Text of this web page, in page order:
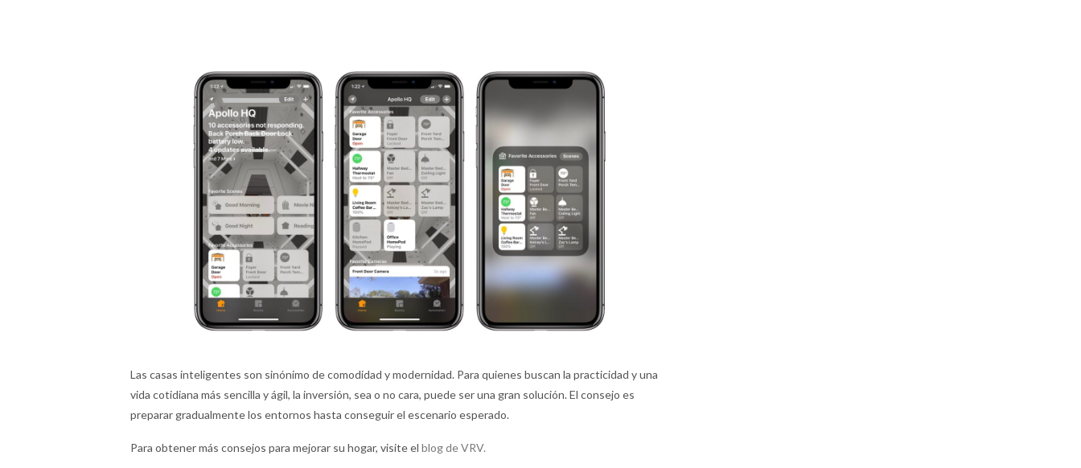
Las casas inteligentes son sinónimo de comodidad y modernidad. Para quienes buscan la practicidad y una
vida cotidiana más sencilla y ágil, la inversión, sea o no cara, puede ser una gran solución. El consejo es
preparar gradualmente los entornos hasta conseguir el escenario esperado.
Para obtener más consejos para mejorar su hogar, visite el blog de VRV.